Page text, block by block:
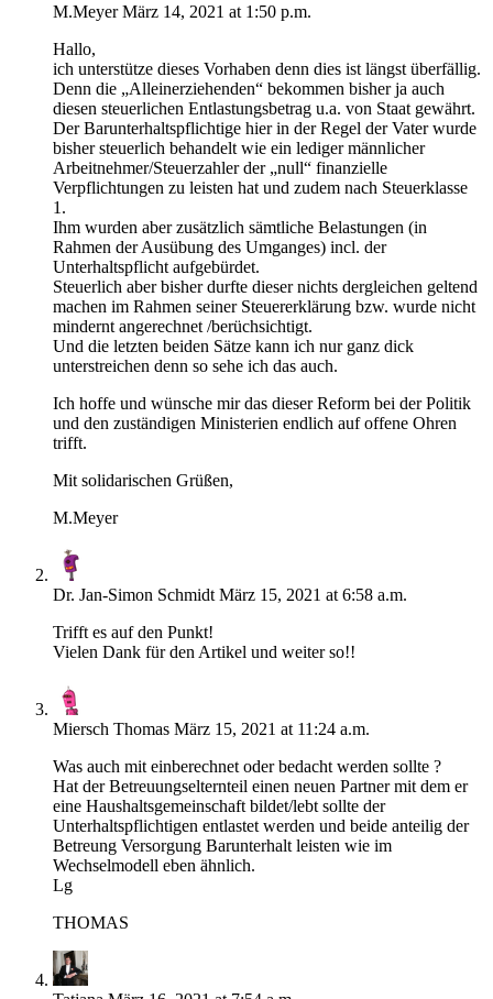
M.Meyer März 14, 2021 at 1:50 p.m.
Hallo,
ich unterstütze dieses Vorhaben denn dies ist längst überfällig.
Denn die „Alleinerziehenden“ bekommen bisher ja auch
diesen steuerlichen Entlastungsbetrag u.a. von Staat gewährt.
Der Barunterhaltspflichtige hier in der Regel der Vater wurde
bisher steuerlich behandelt wie ein lediger männlicher
Arbeitnehmer/Steuerzahler der „null“ finanzielle
Verpflichtungen zu leisten hat und zudem nach Steuerklasse
1.
Ihm wurden aber zusätzlich sämtliche Belastungen (in
Rahmen der Ausübung des Umganges) incl. der
Unterhaltspflicht aufgebürdet.
Steuerlich aber bisher durfte dieser nichts dergleichen geltend
machen im Rahmen seiner Steuererklärung bzw. wurde nicht
mindernt angerechnet /berüchsichtigt.
Und die letzten beiden Sätze kann ich nur ganz dick
unterstreichen denn so sehe ich das auch.
Ich hoffe und wünsche mir das dieser Reform bei der Politik
und den zuständigen Ministerien endlich auf offene Ohren
trifft.
Mit solidarischen Grüßen,
M.Meyer
Dr. Jan-Simon Schmidt März 15, 2021 at 6:58 a.m.
Trifft es auf den Punkt!
Vielen Dank für den Artikel und weiter so!!
Miersch Thomas März 15, 2021 at 11:24 a.m.
Was auch mit einberechnet oder bedacht werden sollte ?
Hat der Betreuungselternteil einen neuen Partner mit dem er
eine Haushaltsgemeinschaft bildet/lebt sollte der
Unterhaltspflichtigen entlastet werden und beide anteilig der
Betreung Versorgung Barunterhalt leisten wie im
Wechselmodell eben ähnlich.
Lg
THOMAS